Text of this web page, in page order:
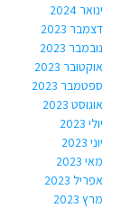
ינואר 2024
דצמבר 2023
נובמבר 2023
אוקטובר 2023
ספטמבר 2023
אוגוסט 2023
יולי 2023
יוני 2023
מאי 2023
אפריל 2023
מרץ 2023